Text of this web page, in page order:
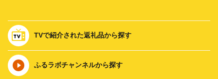
TVで紹介された返礼品から探す
ふるラボチャンネルから探す